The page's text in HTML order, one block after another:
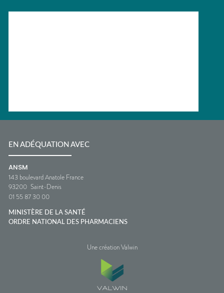
EN ADÉQUATION AVEC
ANSM
143 boulevard Anatole France
93200 Saint-Denis
01 55 87 30 00
MINISTÈRE DE LA SANTÉ
ORDRE NATIONAL DES PHARMACIENS
Une création Valwin